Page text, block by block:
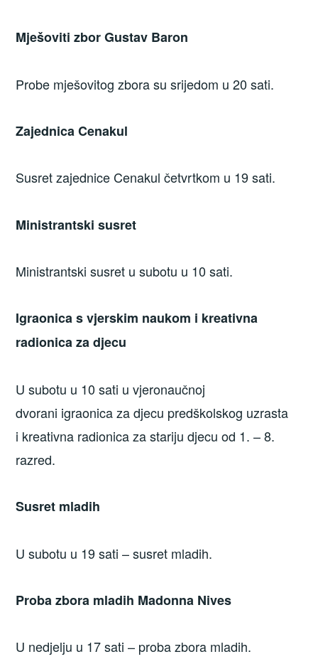
Mješoviti zbor Gustav Baron
Probe mješovitog zbora su srijedom u 20 sati.
Zajednica Cenakul
Susret zajednice Cenakul četvrtkom u 19 sati.
Ministrantski susret
Ministrantski susret u subotu u 10 sati.
Igraonica s vjerskim naukom i kreativna
radionica za djecu
U subotu u 10 sati u vjeronaučnoj
dvorani igraonica za djecu predškolskog uzrasta
i kreativna radionica za stariju djecu od 1. – 8.
razred.
Susret mladih
U subotu u 19 sati – susret mladih.
Proba zbora mladih Madonna Nives
U nedjelju u 17 sati – proba zbora mladih.